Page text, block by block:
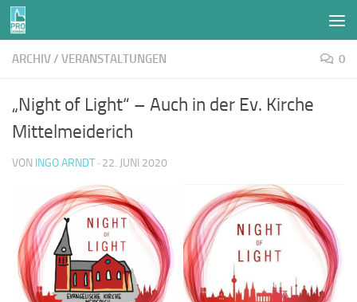
Zum Inhalt springen
ARCHIV/ VERANSTALTUNGEN 0
„Night of Light“ – Auch in der Ev. Kirche
Mittelmeiderich
VON INGO ARNDT · 22. JUNI 2020